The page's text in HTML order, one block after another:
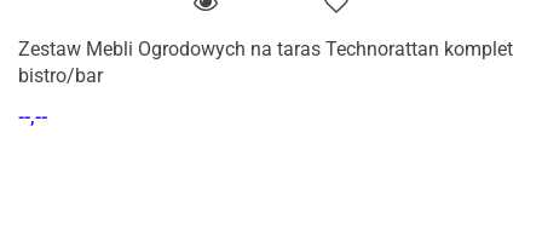
Zestaw Mebli Ogrodowych na taras Technorattan komplet
bistro/bar
--,--